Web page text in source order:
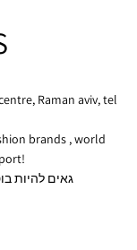
Raman aviv, tel
brands , world
גאים להיות בוטיק מס 1 במבחר